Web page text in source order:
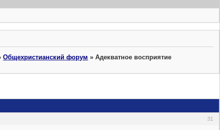
Общехристианский форум »Адекватное восприятие
31